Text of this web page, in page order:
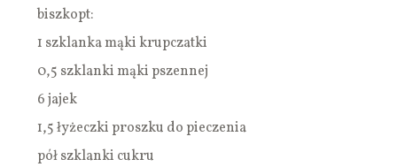
biszkopt:
1 szklanka mąki krupczatki
0,5 szklanki mąki pszennej
6 jajek
1,5 łyżeczki proszku do pieczenia
pół szklanki cukru